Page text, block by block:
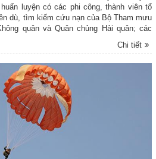
luyện có các phi công, thành viên tổ
dù, tìm kiếm cứu nạn của Bộ Tham mưu
quân và Quân chủng Hải quân; các
Đặc công 409 (Quân khu 5); Tiểu đoàn
Chi tiết